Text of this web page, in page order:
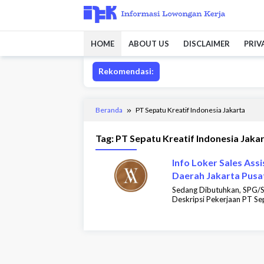
konten
HOME ABOUT US DISCLAIMER
Rekomendasi:
Beranda PT Sepatu Kreatif Indonesia Jakarta
Tag: PT Sepatu Kreatif Indonesia
Info Loker Sales
Daerah Jakarta
Sedang Dibutuhkan, SPG/
Deskripsi Pekerjaan PT